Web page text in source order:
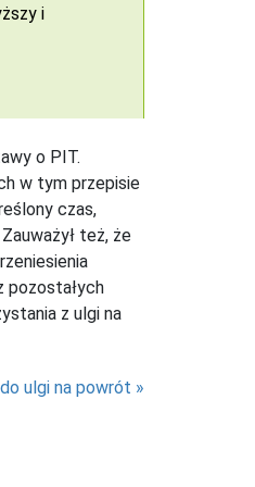
i
o PIT.
w tym przepisie
czas,
też, że
pozostałych
z ulgi na
ulgi na powrót